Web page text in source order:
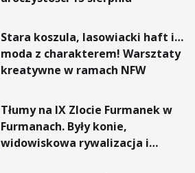
Stara koszula, lasowiacki haft i…
moda z charakterem! Warsztaty
kreatywne w ramach NFW
Tłumy na IX Zlocie Furmanek w
Furmanach. Były konie,
widowiskowa rywalizacja i